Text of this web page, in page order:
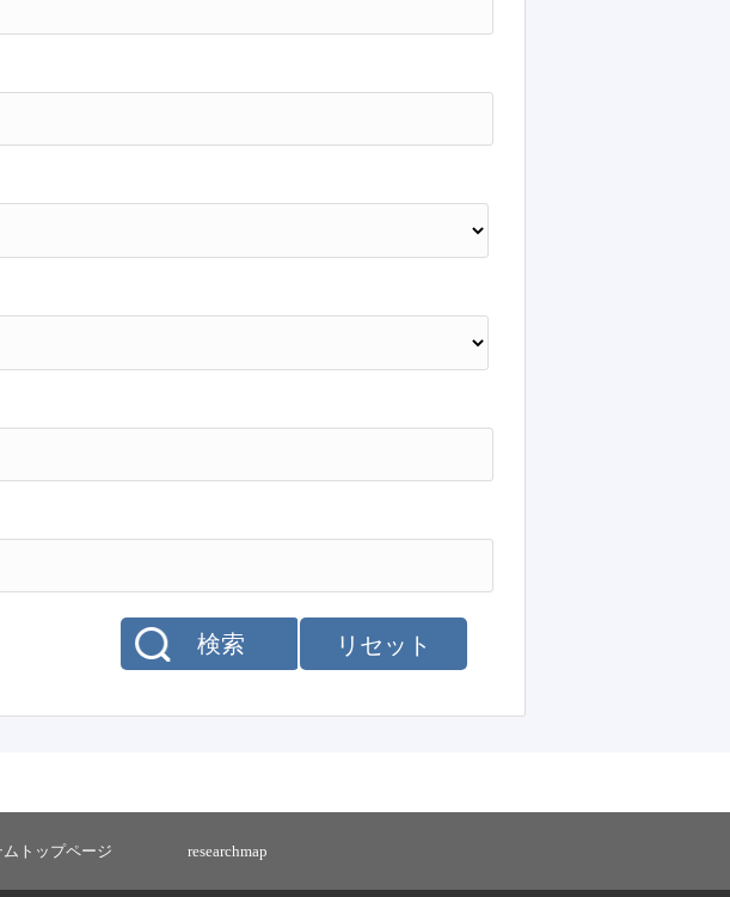
リセット
検索
トップページ researchmap